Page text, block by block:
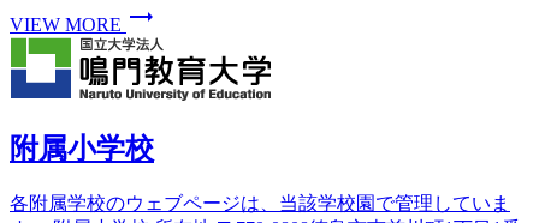
VIEW MORE trending_flat
附属小学校
各附属学校のウェブページは、当該学校園で管理していま